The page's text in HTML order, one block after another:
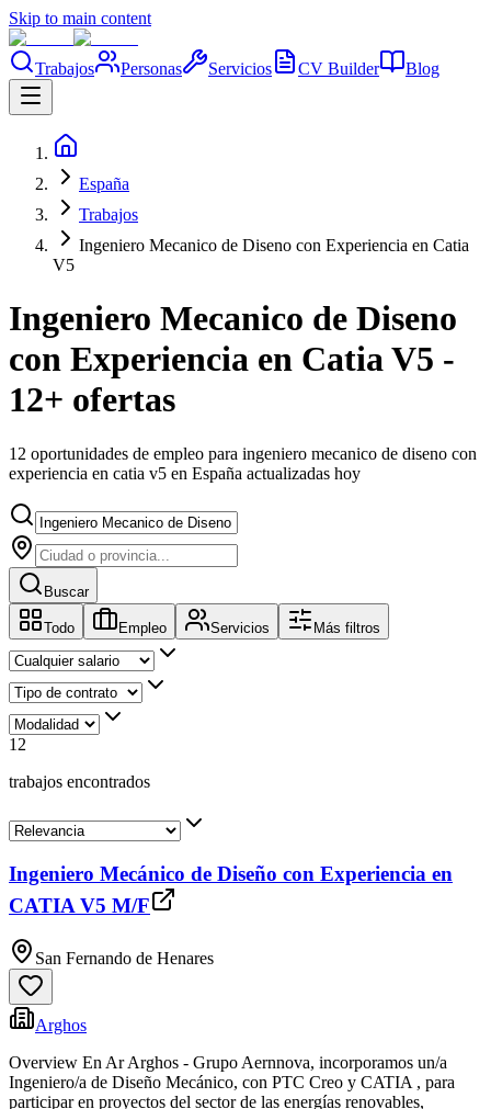
Skip to main content
Trabajos Personas Servicios CV Builder Blog
España
Trabajos
Ingeniero Mecanico de Diseno con Experiencia en Catia
V5
Ingeniero Mecanico de Diseno
con Experiencia en Catia V5 -
12+ ofertas
12 oportunidades de empleo para ingeniero mecanico de diseno con
experiencia en catia v5 en España actualizadas hoy
Buscar
Todo Empleo Servicios Más filtros
12
trabajos encontrados
Ingeniero Mecánico de Diseño con Experiencia en
CATIA V5 M/F
San Fernando de Henares
Arghos
Overview En Ar Arghos - Grupo Aernnova, incorporamos un/a
Ingeniero/a de Diseño Mecánico, con PTC Creo y CATIA , para
participar en proyectos del sector de las energías renovables,